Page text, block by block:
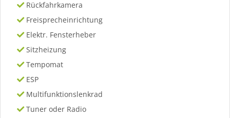
Rückfahrkamera
Freisprecheinrichtung
Elektr. Fensterheber
Sitzheizung
Tempomat
ESP
Multifunktionslenkrad
Tuner oder Radio